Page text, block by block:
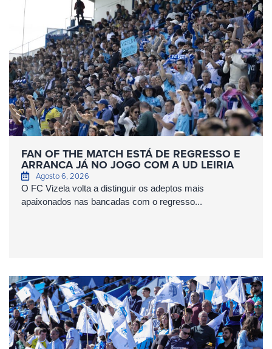
FAN OF THE MATCH ESTÁ DE REGRESSO E
ARRANCA JÁ NO JOGO COM A UD LEIRIA
Agosto 6, 2026
O FC Vizela volta a distinguir os adeptos mais
apaixonados nas bancadas com o regresso...